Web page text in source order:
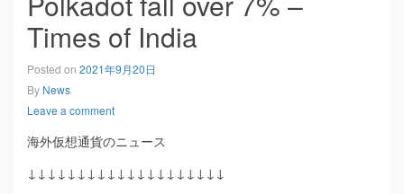
Times of India
Posted on 2021年9月20日
By News
Leave a comment
海外仮想通貨のニュース
↓↓↓↓↓↓↓↓↓↓↓↓↓↓↓↓↓↓↓↓